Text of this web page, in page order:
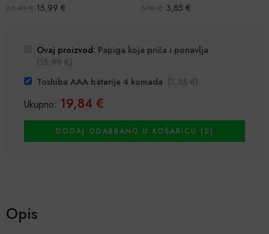
26,41€ 15,99 € 5,18€ 3,85 €
Ovaj proizvod: Papiga koja priča i ponavlja
Toshiba AAA baterije 4 komada
Ukupno: 19,84 €
DODAJ ODABRANO U KOŠARICU (2)
Opis